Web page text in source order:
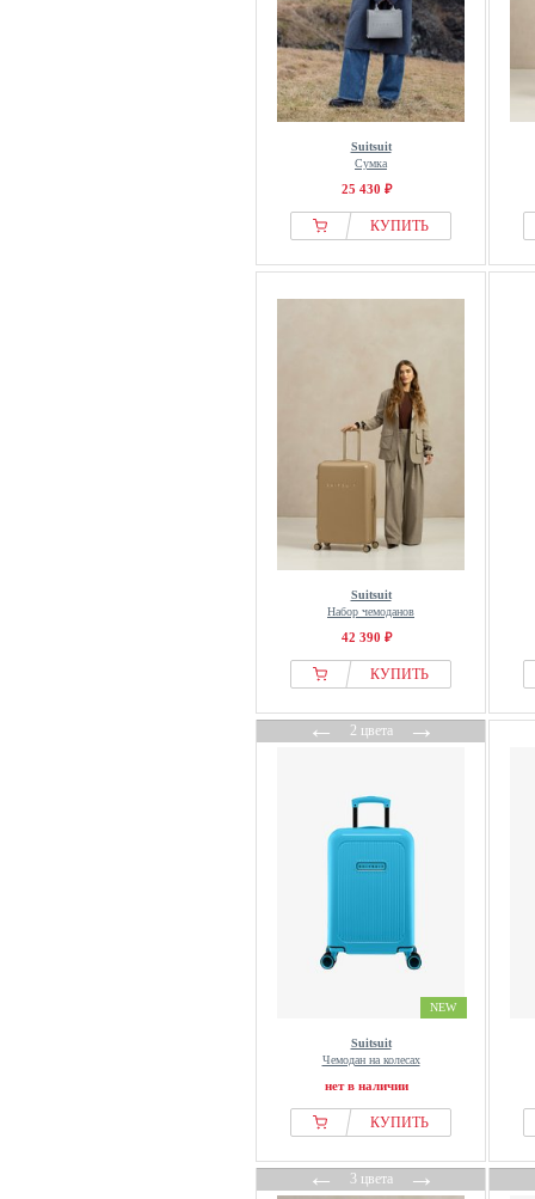
Suitsuit
Сумка
25 430 ₽
КУПИТЬ
Suitsuit
Набор чемоданов
42 390 ₽
КУПИТЬ
←2 цвета→
NEW
Suitsuit
Чемодан на колесах
нет в наличии
КУПИТЬ
←3 цвета→